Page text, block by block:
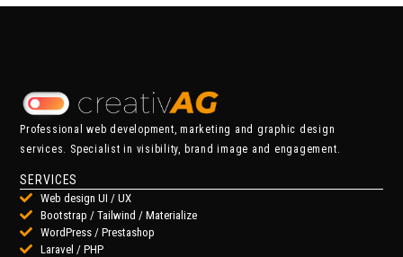
Professional web development, marketing and graphic design
services. Specialist in visibility, brand image and engagement.
SERVICES
Web design UI / UX
Bootstrap / Tailwind / Materialize
WordPress / Prestashop
Laravel / PHP